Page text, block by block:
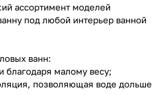
ассортимент моделей
под любой интерьер ванной
ванн:
благодаря малому весу;
позволяющая воде дольше